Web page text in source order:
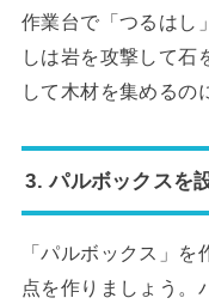
作業台で「つるはし
しは岩を攻撃して石
して木材を集めるの
3.パルボックスを
「パルボックス」
点を作りましょう。